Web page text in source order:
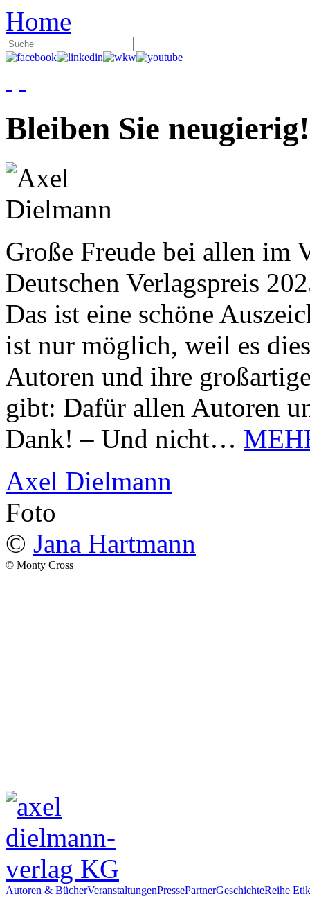
Home
Bleiben Sie neugierig!
Große Freude bei allen im
Deutschen Verlagspreis
Das ist eine schöne
ist nur möglich, weil es
Autoren und ihre
gibt: Dafür allen Autoren
Dank! – Und nicht…
Axel Dielmann
Foto
© Jana Hartmann
© Monty Cross
Autoren & BücherVeranstaltungenPressePartnerGeschichteReihe